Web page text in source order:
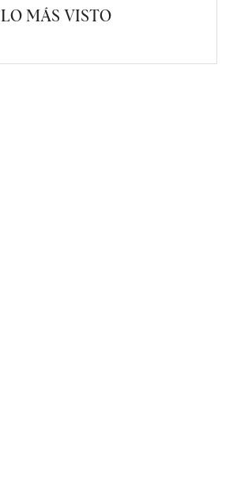
LO MÁS VISTO